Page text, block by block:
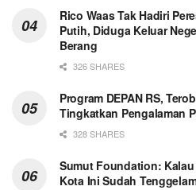
Rico Waas Tak Hadiri
Putih, Diduga Keluar
Berang
326 SHARES
Program DEPAN RS,
Tingkatkan Pengalaman
328 SHARES
Sumut Foundation:
Kota Ini Sudah